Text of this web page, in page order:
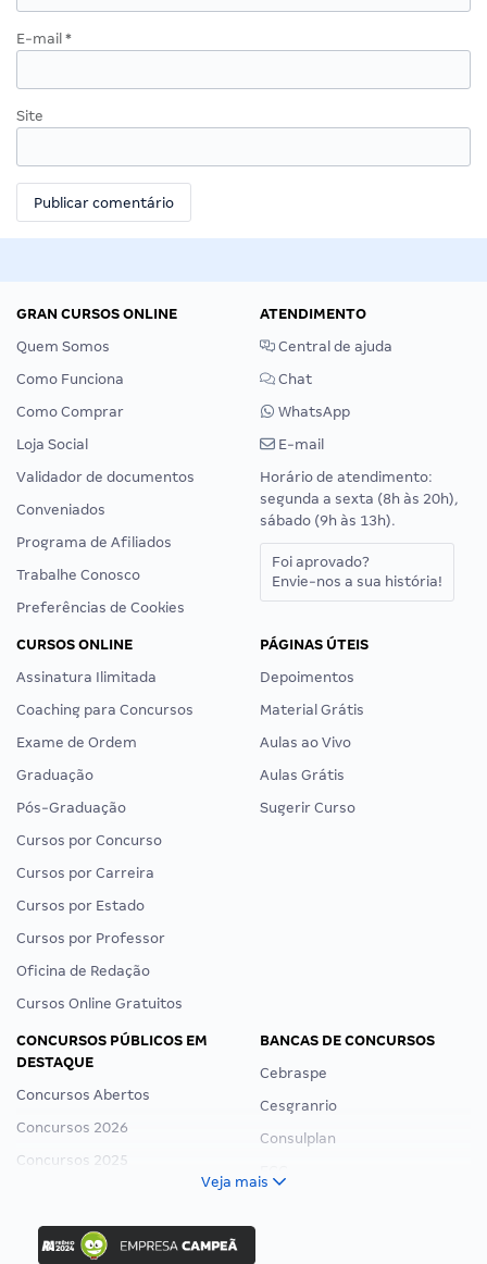
E-mail *
Site
GRAN CURSOS ONLINE
Quem Somos
Como Funciona
Como Comprar
Loja Social
Validador de documentos
Conveniados
Programa de Afiliados
Trabalhe Conosco
Preferências de Cookies
ATENDIMENTO
Central de ajuda
Chat
WhatsApp
E-mail
Horário de atendimento:
segunda a sexta (8h às 20h),
sábado (9h às 13h).
Foi aprovado?
Envie-nos a sua história!
CURSOS ONLINE
Assinatura Ilimitada
Coaching para Concursos
Exame de Ordem
Graduação
Pós-Graduação
Cursos por Concurso
Cursos por Carreira
Cursos por Estado
Cursos por Professor
Oficina de Redação
Cursos Online Gratuitos
PÁGINAS ÚTEIS
Depoimentos
Material Grátis
Aulas ao Vivo
Aulas Grátis
Sugerir Curso
CONCURSOS PÚBLICOS EM
DESTAQUE
Concursos Abertos
Concursos 2026
Concursos 2025
Concurso Ibama
Concurso MPU
BANCAS DE CONCURSOS
Cebraspe
Cesgranrio
Consulplan
Veja mais